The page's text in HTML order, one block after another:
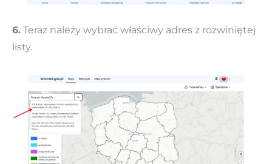
6. Teraz należy wybrać właściwy adres z rozwiniętej
listy.